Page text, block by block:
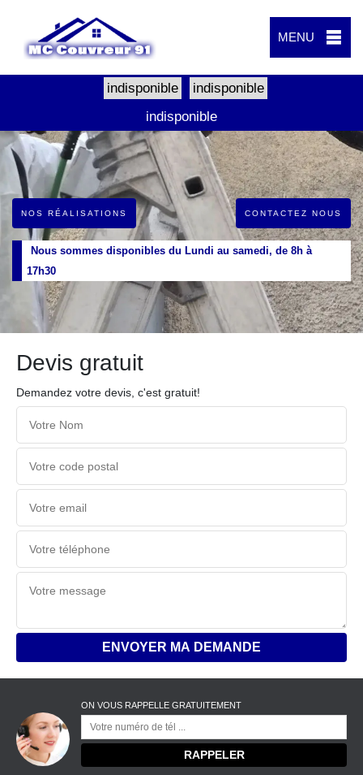
MENU
indisponible
indisponible
indisponible
NOS RÉALISATIONS CONTACTEZ NOUS
Nous sommes disponibles du Lundi au samedi, de 8h à
17h30
Devis gratuit
Demandez votre devis, c'est gratuit!
ON VOUS RAPPELLE GRATUITEMENT